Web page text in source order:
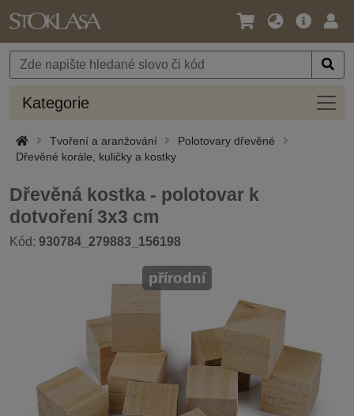
Jazyk
Měna
Hlavní
Kategorie
Tvoření a aranžování
Polotovary dřevěné
Dřevěné korále, kuličky a kostky
Dřevěná kostka - polotovar k
dotvoření 3x3 cm
Kód: 930784_279883_156198
přírodní